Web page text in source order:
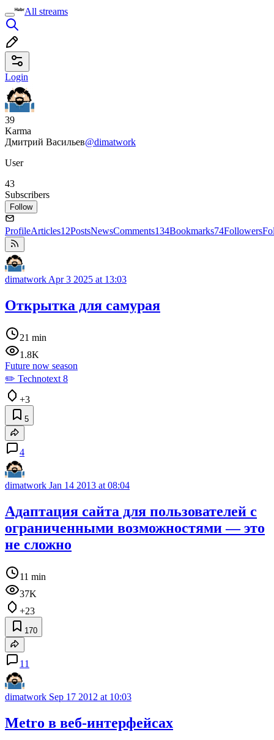
All streams
Login
39
Karma
Дмитрий Васильев@dimatwork
User
43
Subscribers
Follow
ProfileArticles12PostsNewsComments134Bookmarks74Followers
dimatwork Apr 3 2025 at 13:03
Открытка для самурая
21 min
1.8K
Future now season
✏️ Technotext 8
+3
5
4
dimatwork Jan 14 2013 at 08:04
Адаптация сайта для пользователей с
ограниченными возможностями — это
не сложно
11 min
37K
+23
170
11
dimatwork Sep 17 2012 at 10:03
Metro в веб-интерфейсах